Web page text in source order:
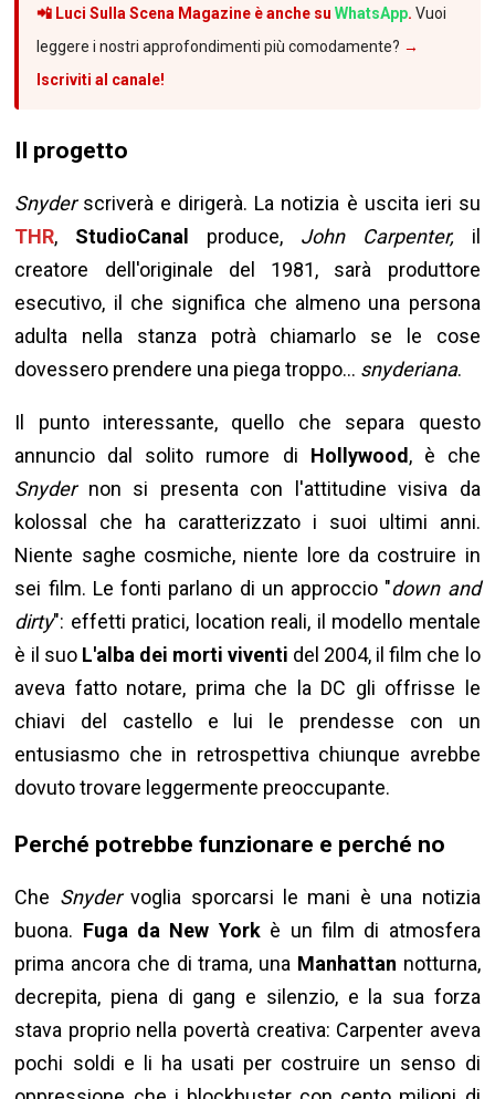
📲 Luci Sulla Scena Magazine è anche suWhatsApp. Vuoi
leggere i nostri approfondimenti più comodamente? →
Iscriviti al canale!
Il progetto
Snyderscriverà e dirigerà. La notizia è uscita ieri su
THR, StudioCanal produce, John Carpenter, il
creatore dell'originale del 1981, sarà produttore
esecutivo, il che significa che almeno una persona
adulta nella stanza potrà chiamarlo se le cose
dovessero prendere una piega troppo... snyderiana.
Il punto interessante, quello che separa questo
annuncio dal solito rumore di Hollywood, è che
Snydernon si presenta con l'attitudine visiva da
kolossal che ha caratterizzato i suoi ultimi anni.
Niente saghe cosmiche, niente lore da costruire in
sei film. Le fonti parlano di un approccio "down and
dirty": effetti pratici, location reali, il modello mentale
è il suo L'alba dei morti viventi del 2004, il film che lo
aveva fatto notare, prima che la DC gli offrisse le
chiavi del castello e lui le prendesse con un
entusiasmo che in retrospettiva chiunque avrebbe
dovuto trovare leggermente preoccupante.
Perché potrebbe funzionare e perché no
Che Snydervoglia sporcarsi le mani è una notizia
buona. Fuga da New York è un film di atmosfera
prima ancora che di trama, una Manhattan notturna,
decrepita, piena di gang e silenzio, e la sua forza
stava proprio nella povertà creativa: Carpenter aveva
pochi soldi e li ha usati per costruire un senso di